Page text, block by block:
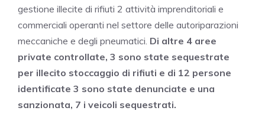
gestione illecite di rifiuti 2 attività imprenditoriali e
commerciali operanti nel settore delle autoriparazioni
meccaniche e degli pneumatici. Di altre 4 aree
private controllate, 3 sono state sequestrate
per illecito stoccaggio di rifiuti e di 12 persone
identificate 3 sono state denunciate e una
sanzionata, 7 i veicoli sequestrati.